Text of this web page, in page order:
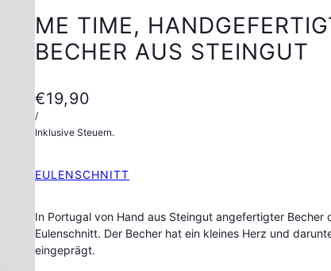
ME TIME,
BECHER AUS STEINGUT
€19,90
/
Inklusive Steuern.
EULENSCHNITT
In Portugal von Hand aus Steingut angefertigter Becher
Eulenschnitt. Der Becher hat ein kleines Herz und
eingeprägt.